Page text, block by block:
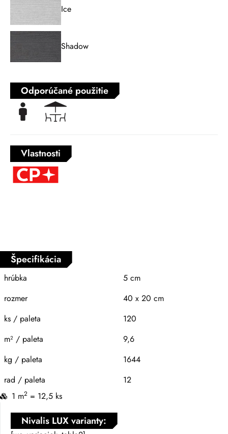
Ice
Shadow
Odporúčané použitie
Vlastnosti
Špecifikácia
hrúbka
5 cm
rozmer
40 x 20 cm
ks / paleta
120
m² / paleta
9,6
kg / paleta
1644
rad / paleta
12
1 m2= 12,5 ks
Nivalis LUX varianty: